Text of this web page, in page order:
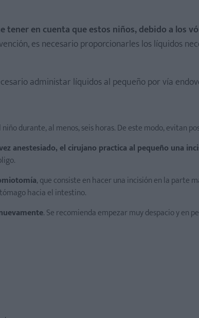
tener en cuenta que estos niños, debido a los
es necesario proporcionarles los líquidos
administar líquidos al pequeño por vía
durante, al menos, seis horas. De este modo, evitan
anestesiado, el cirujano practica al pequeño una
, que consiste en hacer una incisión en la parte
hacia el intestino.
. Se recomienda empezar muy despacio y en